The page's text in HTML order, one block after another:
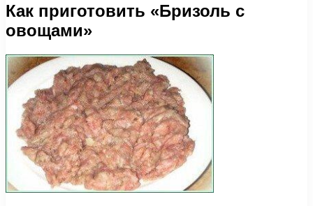
Как приготовить «Бризоль с
овощами»